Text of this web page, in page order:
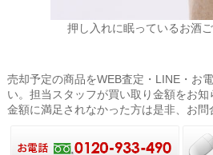
押し入れに眠っているお酒
売却予定の商品をWEB査定・LINE・お
い。担当スタッフが買い取り金額をお
金額に満足されなかった方は是非、お問